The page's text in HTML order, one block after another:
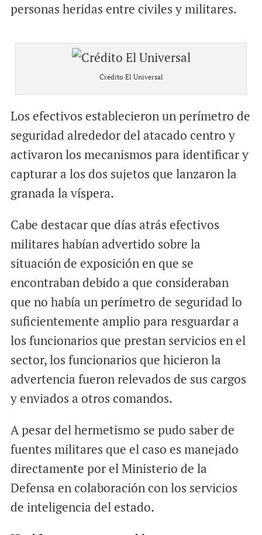
personas heridas entre civiles y militares.
Crédito El Universal
Los efectivos establecieron un perímetro de
seguridad alrededor del atacado centro y
activaron los mecanismos para identificar y
capturar a los dos sujetos que lanzaron la
granada la víspera.
Cabe destacar que días atrás efectivos
militares habían advertido sobre la
situación de exposición en que se
encontraban debido a que consideraban
que no había un perímetro de seguridad lo
suficientemente amplio para resguardar a
los funcionarios que prestan servicios en el
sector, los funcionarios que hicieron la
advertencia fueron relevados de sus cargos
y enviados a otros comandos.
A pesar del hermetismo se pudo saber de
fuentes militares que el caso es manejado
directamente por el Ministerio de la
Defensa en colaboración con los servicios
de inteligencia del estado.